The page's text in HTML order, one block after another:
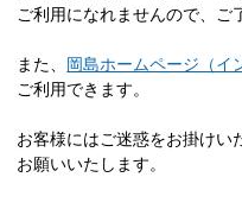
ご利用になれませんので、ご
また、 岡島ホームページ（イ
ご利用できます。
お客様にはご迷惑をお掛けい
お願いいたします。